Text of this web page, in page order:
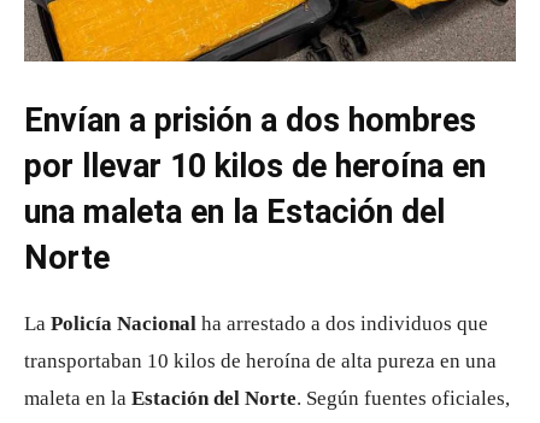
Envían a prisión a dos hombres
por llevar 10 kilos de heroína en
una maleta en la Estación del
Norte
La Policía Nacional ha arrestado a dos individuos que
transportaban 10 kilos de heroína de alta pureza en una
maleta en la Estación del Norte. Según fuentes oficiales,